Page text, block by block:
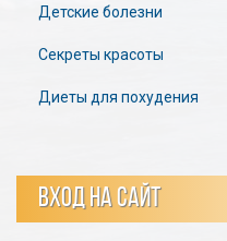
Детские болезни
Секреты красоты
Диеты для похудения
ВХОД НА САЙТ